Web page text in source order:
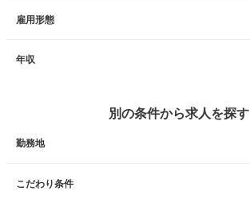
雇用形態
年収
別の条件から求人を探す
勤務地
こだわり条件